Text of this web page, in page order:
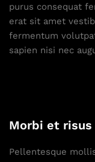
purus consequat
erat sit amet
fermentum
sapien nisi nec
Morbi et risus
Pellentesque